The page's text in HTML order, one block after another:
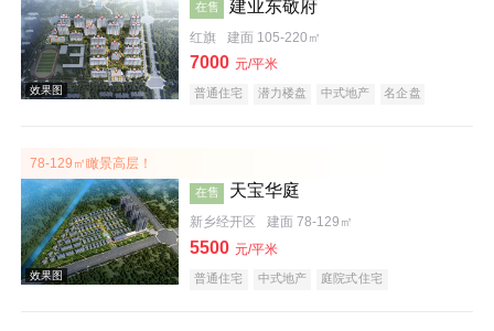
效果图
在售 建业东敬府
红旗 建面 105-220㎡
7000 元/平米
普通住宅 潜力楼盘 中式地产 名企盘
78-129㎡瞰景高层！
在售 天宝华庭
新乡经开区 建面 78-129㎡
5500 元/平米
普通住宅 中式地产 庭院式住宅